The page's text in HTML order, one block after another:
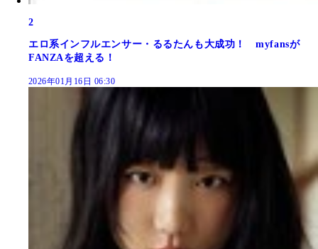
2
エロ系インフルエンサー・るるたんも大成功！ myfansが
FANZAを超える！
2026年01月16日 06:30